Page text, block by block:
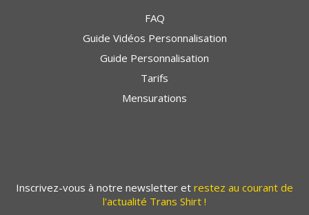
FAQ
Guide Vidéos Personnalisation
Guide Personnalisation
Tarifs
Mensurations
Inscrivez-vous à notre newsletter et restez au courant de
l'actualité Trans Shirt !